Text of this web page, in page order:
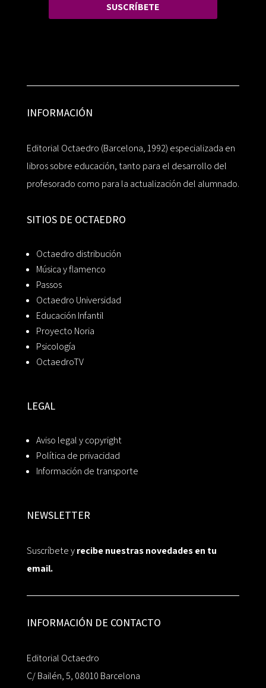
SUSCRÍBETE
INFORMACIÓN
Editorial Octaedro (Barcelona, 1992) especializada en
libros sobre educación, tanto para el desarrollo del
profesorado como para la actualización del alumnado.
SITIOS DE OCTAEDRO
Octaedro distribución
Música y flamenco
Passos
Octaedro Universidad
Educación Infantil
Proyecto Noria
Psicología
OctaedroTV
LEGAL
Aviso legal y copyright
Política de privacidad
Información de transporte
NEWSLETTER
Suscríbete yrecibe nuestras novedades en tu
email.
INFORMACIÓN DE CONTACTO
Editorial Octaedro
C/ Bailén, 5, 08010 Barcelona